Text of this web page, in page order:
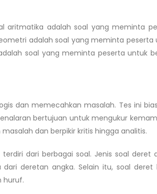
aritmatika adalah soal yang meminta
adalah soal yang meminta peserta
soal yang meminta peserta untuk
dan memecahkan masalah. Tes ini
bertujuan untuk mengukur
dan berpikir kritis hingga analitis.
dari berbagai soal. Jenis soal deret
deretan angka. Selain itu, soal deret
huruf.